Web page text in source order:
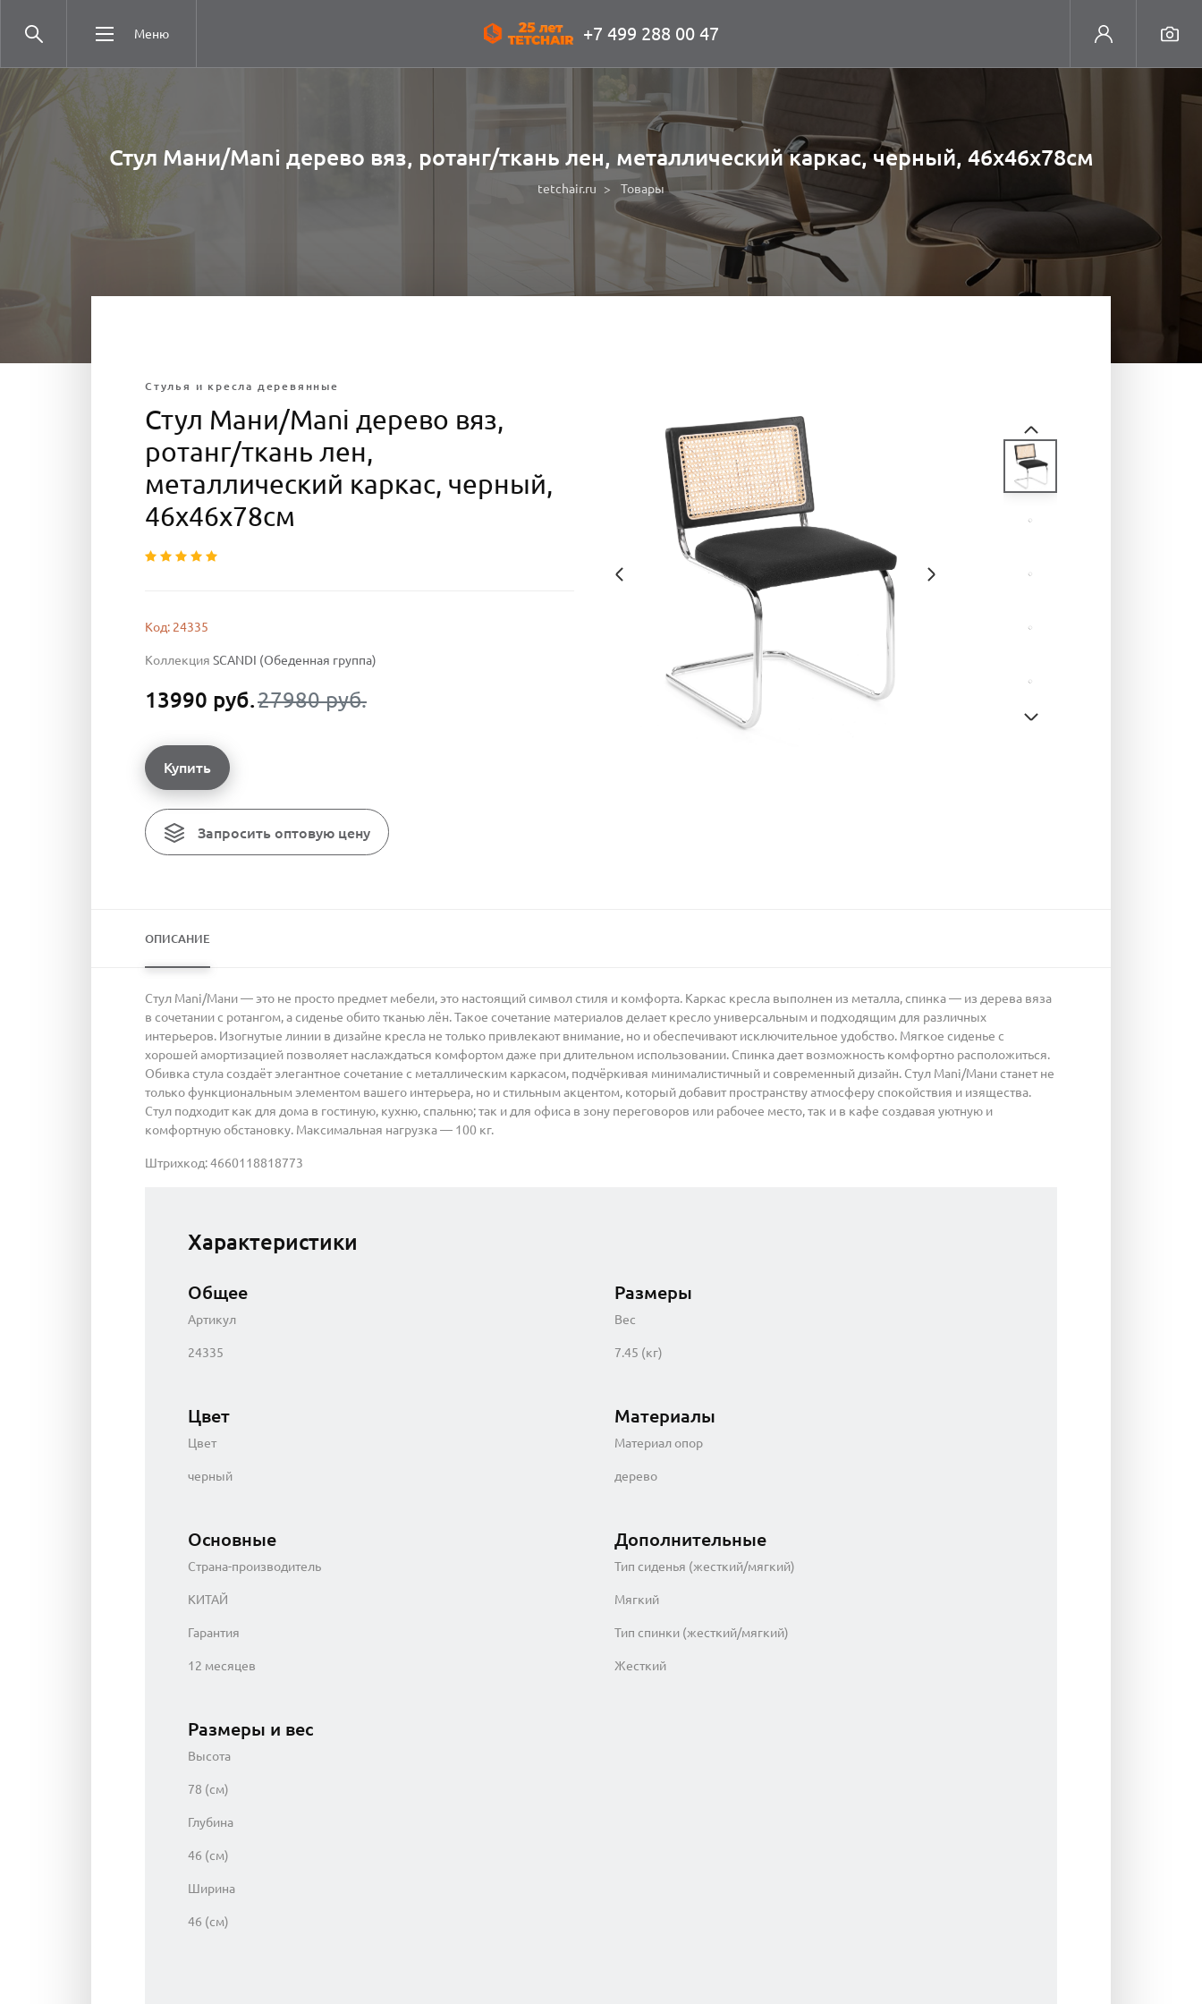
Меню +7 499 288 00 47
Стул Мани/Mani дерево вяз, ротанг/ткань лен, металлический каркас, черный, 46х46х78см
tetchair.ru Товары
Стулья и кресла деревянные
Стул Мани/Mani дерево вяз,
ротанг/ткань лен,
металлический каркас, черный,
46х46х78см
Код: 24335
Коллекция SCANDI (Обеденная группа)
13990 руб.27980 руб.
Купить
Запросить оптовую цену
ОПИСАНИЕ
Стул Mani/Мани — это не просто предмет мебели, это настоящий символ стиля и комфорта. Каркас кресла выполнен из металла, спинка — из дерева вяза
в сочетании с ротангом, а сиденье обито тканью лён. Такое сочетание материалов делает кресло универсальным и подходящим для различных
интерьеров. Изогнутые линии в дизайне кресла не только привлекают внимание, но и обеспечивают исключительное удобство. Мягкое сиденье с
хорошей амортизацией позволяет наслаждаться комфортом даже при длительном использовании. Спинка дает возможность комфортно расположиться.
Обивка стула создаёт элегантное сочетание с металлическим каркасом, подчёркивая минималистичный и современный дизайн. Стул Mani/Мани станет не
только функциональным элементом вашего интерьера, но и стильным акцентом, который добавит пространству атмосферу спокойствия и изящества.
Стул подходит как для дома в гостиную, кухню, спальню; так и для офиса в зону переговоров или рабочее место, так и в кафе создавая уютную и
комфортную обстановку. Максимальная нагрузка — 100 кг.
Штрихкод: 4660118818773
Характеристики
Общее
Артикул
24335
Цвет
Цвет
черный
Основные
Страна-производитель
КИТАЙ
Гарантия
12 месяцев
Размеры и вес
Высота
78 (см)
Глубина
46 (см)
Ширина
46 (см)
Размеры
Вес
7.45 (кг)
Материалы
Материал опор
дерево
Дополнительные
Тип сиденья (жесткий/мягкий)
Мягкий
Тип спинки (жесткий/мягкий)
Жесткий